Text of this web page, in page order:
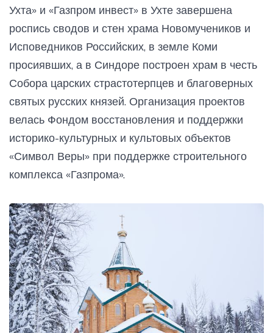
Ухта» и «Газпром инвест» в Ухте завершена
роспись сводов и стен храма Новомучеников и
Исповедников Российских, в земле Коми
просиявших, а в Синдоре построен храм в честь
Собора царских страстотерпцев и благоверных
святых русских князей. Организация проектов
велась Фондом восстановления и поддержки
историко-культурных и культовых объектов
«Символ Веры» при поддержке строительного
комплекса «Газпрома».